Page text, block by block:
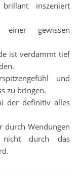
inszeniert
gewissen
ist verdammt tief
und
zu bringen.
der definitiv alles
durch Wendungen
nicht durch das